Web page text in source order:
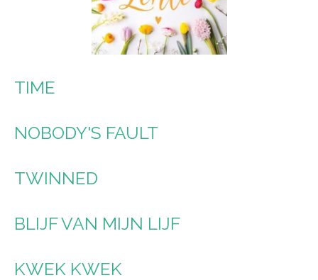
TIME
NOBODY'S FAULT
TWINNED
BLIJF VAN MIJN LIJF
KWEK KWEK